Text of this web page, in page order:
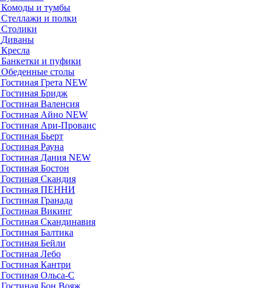
Комоды и тумбы
Стеллажи и полки
Столики
Диваны
Кресла
Банкетки и пуфики
Обеденные столы
Гостиная Грета NEW
Гостиная Бридж
Гостиная Валенсия
Гостиная Айно NEW
Гостиная Ари-Прованс
Гостиная Бьерт
Гостиная Рауна
Гостиная Дания NEW
Гостиная Бостон
Гостиная Скандия
Гостиная ПЕННИ
Гостиная Гранада
Гостиная Викинг
Гостиная Скандинавия
Гостиная Балтика
Гостиная Бейли
Гостиная Лебо
Гостиная Кантри
Гостиная Ольса-С
Гостиная Бон Вояж